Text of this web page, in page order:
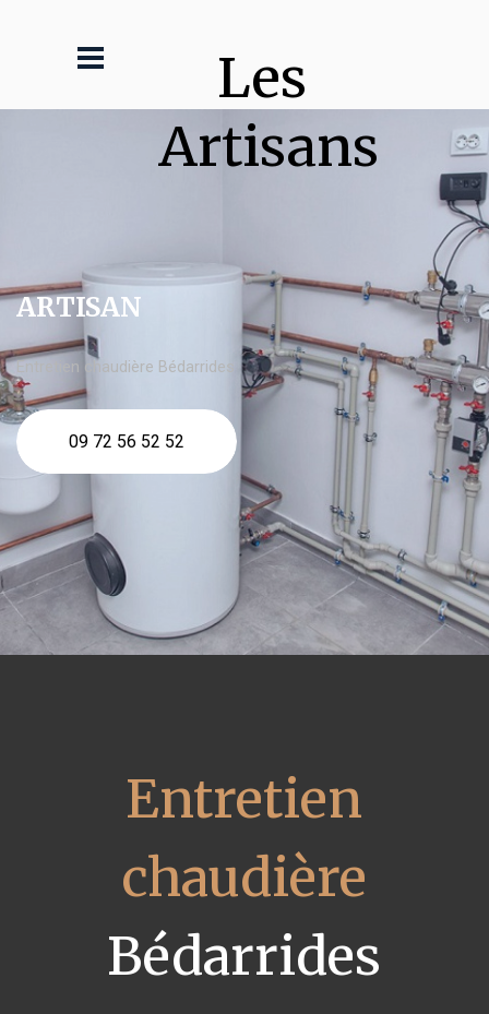
Les
Artisans
ARTISAN
Entretien chaudière Bédarrides
09 72 56 52 52
Entretien
chaudière
Bédarrides